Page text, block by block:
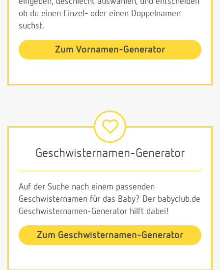
ob du einen Einzel- oder einen Doppelnamen
suchst.
Zum Vornamen-Generator
Geschwisternamen-Generator
Auf der Suche nach einem passenden
Geschwisternamen für das Baby? Der babyclub.de
Geschwisternamen-Generator hilft dabei!
Zum Geschwisternamen-Generator